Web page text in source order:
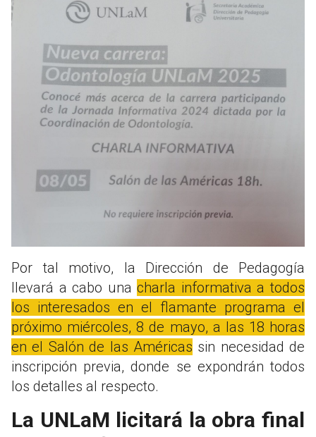
Por tal motivo, la Dirección de Pedagogía
llevará a cabo unacharla informativa a todos
los interesados en el flamante programa el
próximo miércoles, 8 de mayo, a las 18 horas
en el Salón de las Américas sin necesidad de
inscripción previa, donde se expondrán todos
los detalles al respecto.
La UNLaM licitará la obra final